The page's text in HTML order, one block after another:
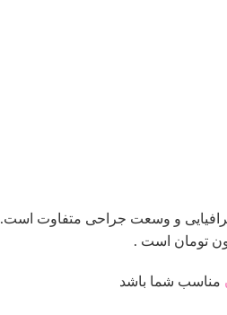
و وسعت جراحی متفاوت است.
مناسب شما باشد